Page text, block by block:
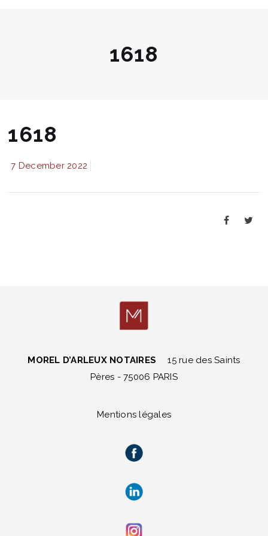
1618
1618
7 December 2022
MOREL D’ARLEUX NOTAIRES
15 rue des Saints
Pères - 75006 PARIS
Mentions légales